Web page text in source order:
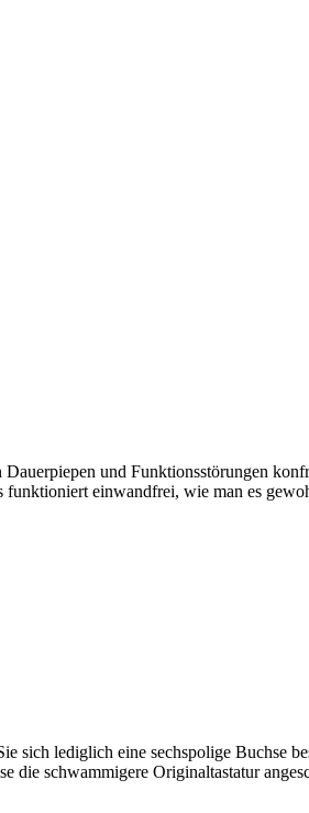
und Funktionsstörungen
funktioniert einwandfrei, wie man es
lediglich eine sechspolige Buchse
schwammigere Originaltastatur